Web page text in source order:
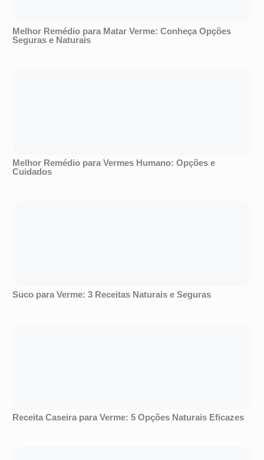
Melhor Remédio para Matar Verme: Conheça Opções
Seguras e Naturais
Melhor Remédio para Vermes Humano: Opções e
Cuidados
Suco para Verme: 3 Receitas Naturais e Seguras
Receita Caseira para Verme: 5 Opções Naturais Eficazes